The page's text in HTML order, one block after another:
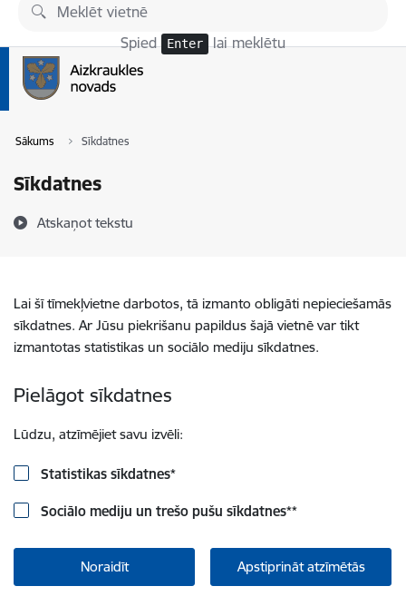
Pāriet uz lapas saturu
Spied Enter lai meklētu
Sākums Sīkdatnes
Sīkdatnes
Atskaņot tekstu
Lai šī tīmekļvietne darbotos, tā izmanto obligāti nepieciešamās
sīkdatnes. Ar Jūsu piekrišanu papildus šajā vietnē var tikt
izmantotas statistikas un sociālo mediju sīkdatnes.
Pielāgot sīkdatnes
Lūdzu, atzīmējiet savu izvēli:
Statistikas sīkdatnes*
Sociālo mediju un trešo pušu sīkdatnes**
Noraidīt Apstiprināt atzīmētās